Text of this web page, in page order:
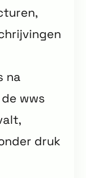
na
wws
druk